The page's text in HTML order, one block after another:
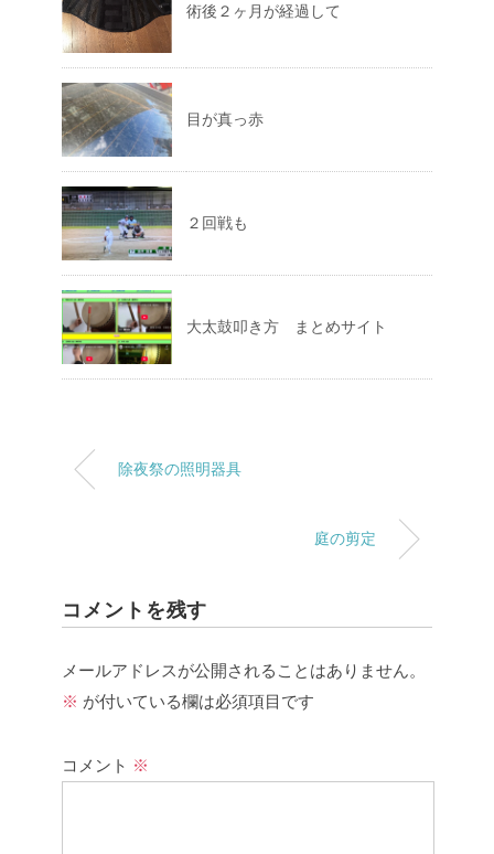
術後２ヶ月が経過して
目が真っ赤
２回戦も
大太鼓叩き方 まとめサイト
除夜祭の照明器具
庭の剪定
コメントを残す
メールアドレスが公開されることはありません。
※ が付いている欄は必須項目です
コメント ※